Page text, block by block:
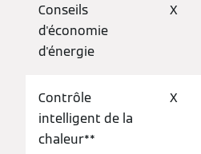
Conseils
d'économie
d'énergie
X
Contrôle
intelligent de la
chaleur**
X